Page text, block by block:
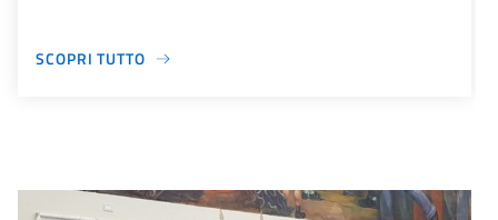
SCOPRI TUTTO